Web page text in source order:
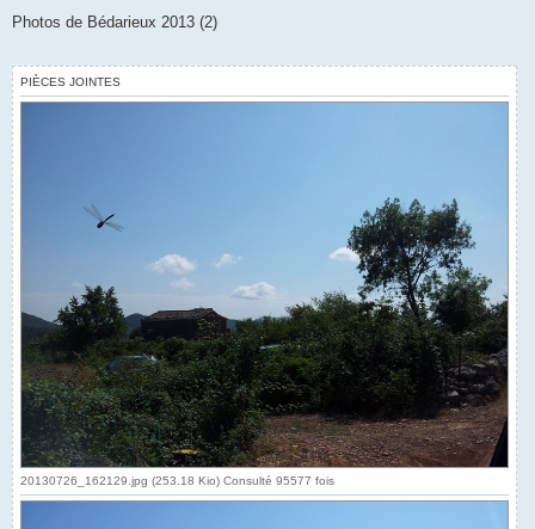
s
e
Photos de Bédarieux 2013 (2)
PIÈCES JOINTES
20130726_162129.jpg (253.18 Kio) Consulté 95577 fois